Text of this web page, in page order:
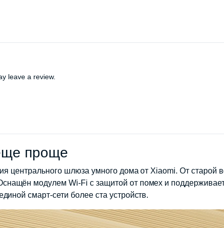
leave a review.
проще
центрального шлюза умного дома от Xiaomi. От
модулем Wi-Fi с защитой от помех и
смарт-сети более ста устройств.